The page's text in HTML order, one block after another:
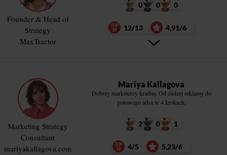
Founder & Head of
Strategy
MaxTractor
0 0 0
12/13 4,91/6
Marketing Strategy
Consultant
mariyakallagova.com
Mariya Kallagova
Dobrzy marketerzy kradną. Od cudzej reklamy do
gotowego adsa w 4 krokach.
2 0 1
4/5 5,23/6